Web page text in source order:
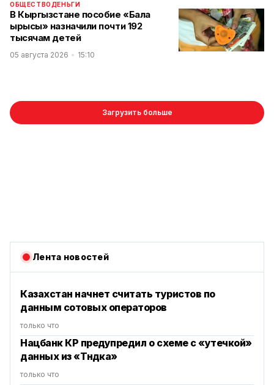
ОБЩЕСТВО ДЕНЬГИ
В Кыргызстане пособие «Бала
ырысы» назначили почти 192
тысячам детей
05 августа 2026 15:10
Загрузить больше
Лента новостей
Казахстан начнет считать туристов по
данным сотовых операторов
только что
Нацбанк КР предупредил о схеме с «утечкой»
данных из «Түндүка»
только что